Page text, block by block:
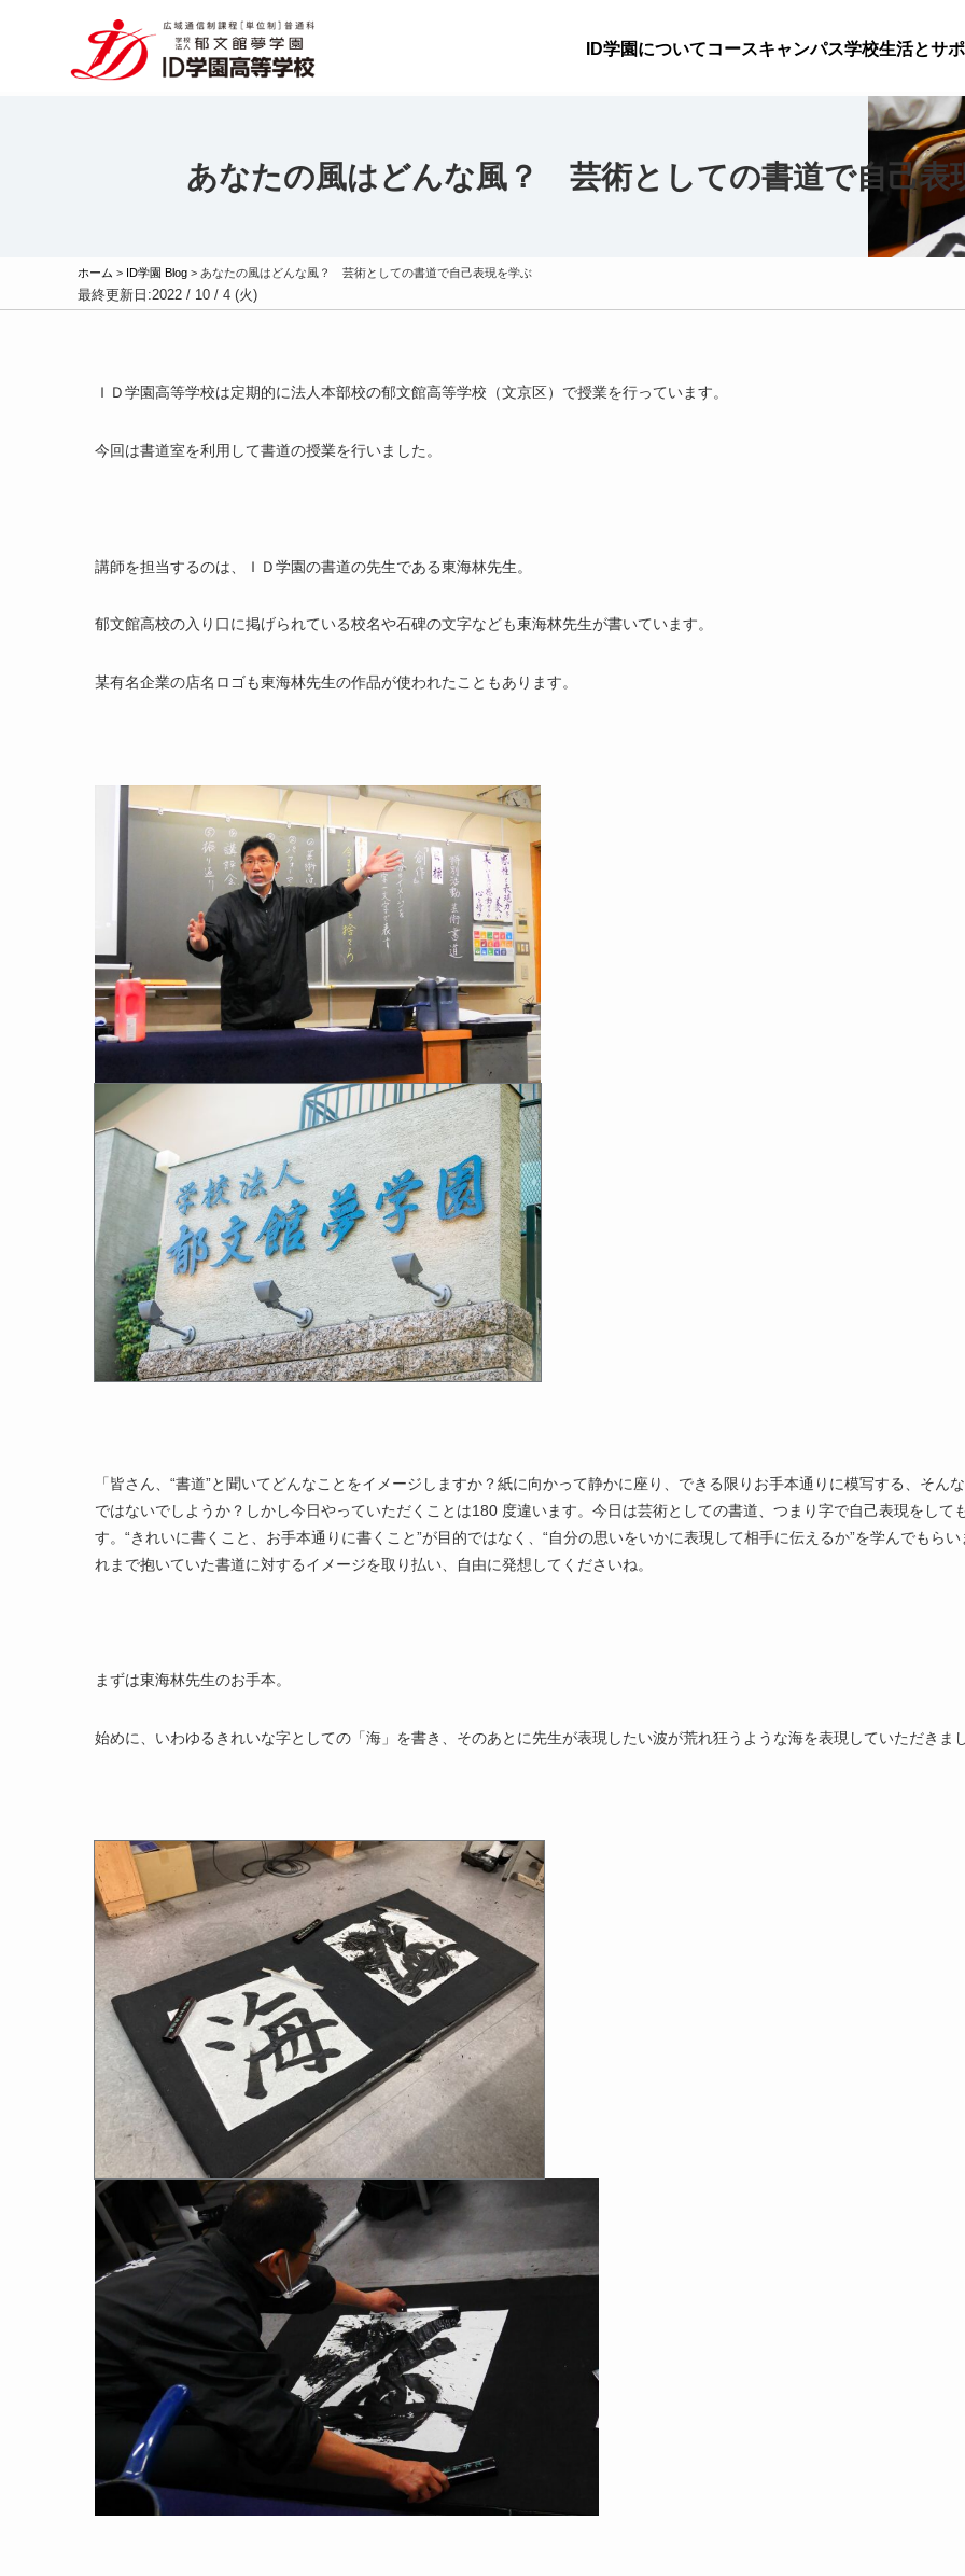
ID学園についてコースキャンパス学校生活とサ
あなたの風はどんな風？ 芸術としての書道で自己表
ホーム > ID学園 Blog > あなたの風はどんな風？ 芸術としての書道で自己表現を学ぶ
最終更新日:2022 / 10 / 4 (火)
ＩＤ学園高等学校は定期的に法人本部校の郁文館高等学校（文京区）で授業を行っています。
今回は書道室を利用して書道の授業を行いました。
講師を担当するのは、ＩＤ学園の書道の先生である東海林先生。
郁文館高校の入り口に掲げられている校名や石碑の文字なども東海林先生が書いています。
某有名企業の店名ロゴも東海林先生の作品が使われたこともあります。
「皆さん、“書道”と聞いてどんなことをイメージしますか？紙に向かって静かに座り、できる限りお手本通りに模写する、そん
ではないでしようか？しかし今日やっていただくことは180 度違います。今日は芸術としての書道、つまり字で自己表現をして
す。“きれいに書くこと、お手本通りに書くこと”が目的ではなく、“自分の思いをいかに表現して相手に伝えるか”を学んでもら
れまで抱いていた書道に対するイメージを取り払い、自由に発想してくださいね。
まずは東海林先生のお手本。
始めに、いわゆるきれいな字としての「海」を書き、そのあとに先生が表現したい波が荒れ狂うような海を表現していただきま